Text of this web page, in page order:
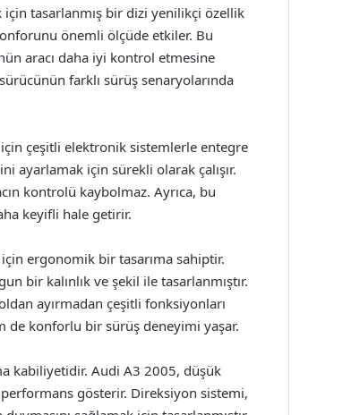
tasarlanmış bir dizi yenilikçi özellik
önemli ölçüde etkiler. Bu
aracı daha iyi kontrol etmesine
farklı sürüş senaryolarında
çeşitli elektronik sistemlerle entegre
ayarlamak için sürekli olarak çalışır.
kontrolü kaybolmaz. Ayrıca, bu
keyifli hale getirir.
ergonomik bir tasarıma sahiptir.
bir kalınlık ve şekil ile tasarlanmıştır.
ayırmadan çeşitli fonksiyonları
de konforlu bir sürüş deneyimi yaşar.
kabiliyetidir. Audi A3 2005, düşük
performans gösterir. Direksiyon sistemi,